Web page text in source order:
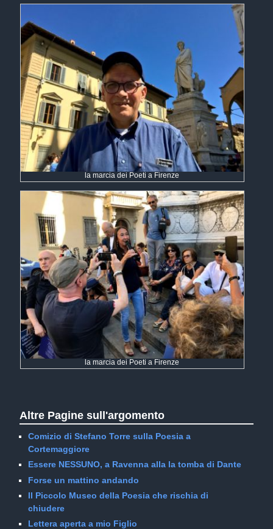
la marcia dei Poeti a Firenze
la marcia dei Poeti a Firenze
Altre Pagine sull'argomento
Comizio di Stefano Torre sulla Poesia a
Cortemaggiore
Essere NESSUNO, a Ravenna alla la tomba di Dante
Forse un mattino andando
Il Piccolo Museo della Poesia che rischia di
chiudere
Lettera aperta a mio Figlio